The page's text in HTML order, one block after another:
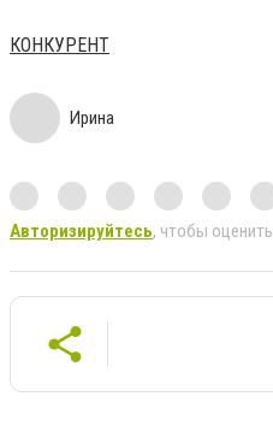
КОНКУРЕНТ
Ирина
Авторизируйтесь, чтобы оценить